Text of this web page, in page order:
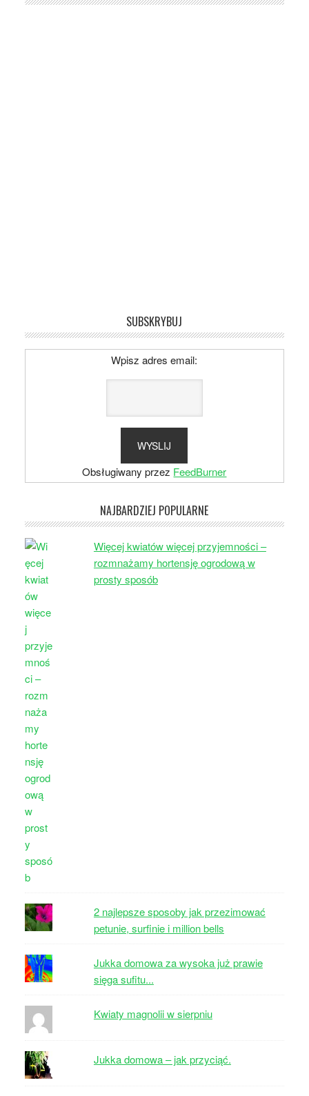
SUBSKRYBUJ
Wpisz adres email:
Obsługiwany przez FeedBurner
NAJBARDZIEJ POPULARNE
Więcej kwiatów więcej przyjemności –
rozmnażamy hortensję ogrodową w
prosty sposób
2 najlepsze sposoby jak przezimować
petunie, surfinie i million bells
Jukka domowa za wysoka już prawie
sięga sufitu...
Kwiaty magnolii w sierpniu
Jukka domowa – jak przyciąć.